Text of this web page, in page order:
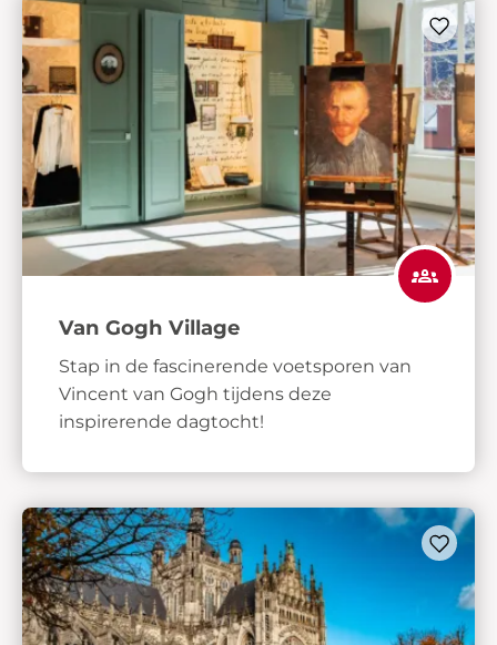
Van Gogh Village
Stap in de fascinerende voetsporen van
Vincent van Gogh tijdens deze
inspirerende dagtocht!